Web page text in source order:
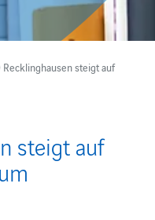
steigt auf
steigt auf